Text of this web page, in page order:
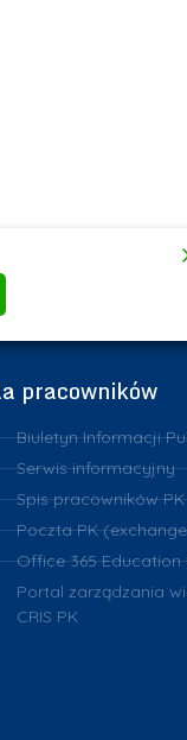
pracowników
Biuletyn Informacji
Serwis informacyjny
Spis pracowników PK
Poczta PK
Office 365 Education
Portal zarządzania
CRIS PK